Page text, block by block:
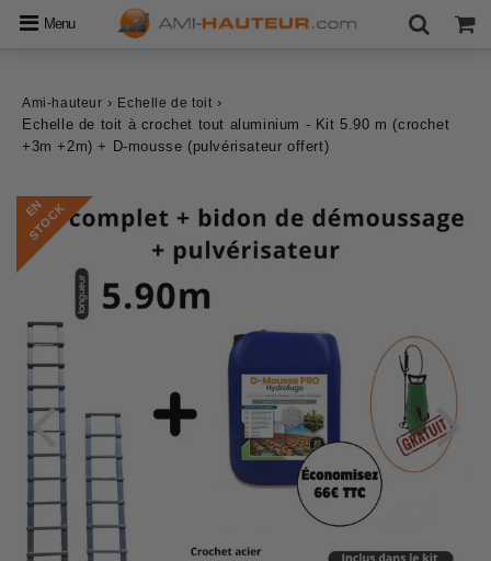
Menu
Ami-hauteur › Echelle de toit ›
Echelle de toit à crochet tout aluminium - Kit 5.90 m (crochet
+3m +2m) + D-mousse (pulvérisateur offert)
E
N
S
T
O
C
K